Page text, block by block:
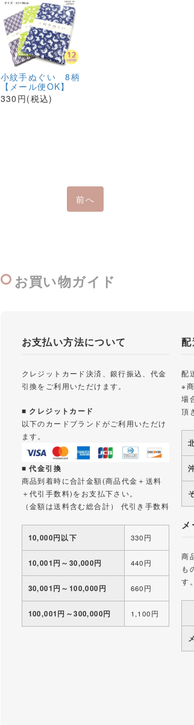
小紋手ぬぐい 8柄
【メール便OK】
330円(税込)
前へ
お買い物ガイド
お支払い方法について
クレジットカード決済、銀行振込、代金
引換をご利用いただけます。
■ クレジットカード
以下のカードブランドがご利用いただけ
ます。
■ 代金引換
商品到着時に合計金額(商品代金＋送料
＋代引手数料)をお支払下さい。
（金額は送料含む総合計） 代引き手数料
10,000円以下 330円
10,001円～30,000円 440円
30,001円～100,000円 660円
100,001円～300,000円 1,100円
配
※
場
頂
メ
商
も
す。